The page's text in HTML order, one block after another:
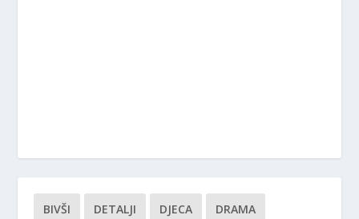
BIVŠI DETALJI DJECA DRAMA